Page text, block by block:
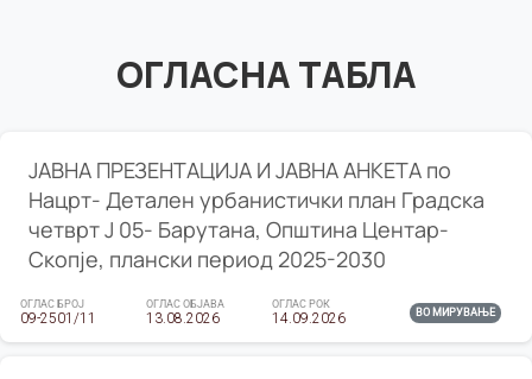
ОГЛАСНА ТАБЛА
ЈАВНА ПРЕЗЕНТАЦИЈА И ЈАВНА АНКЕТА по
Нацрт- Детален урбанистички план Градска
четврт Ј 05- Барутана, Општина Центар-
Скопје, плански период 2025-2030
ОГЛАС БРОЈ
09-2501/11
ОГЛАС ОБЈАВА
13.08.2026
ОГЛАС РОК
14.09.2026 ВО МИРУВАЊЕ